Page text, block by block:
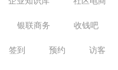
银联商务 收钱吧
签到 预约 访客